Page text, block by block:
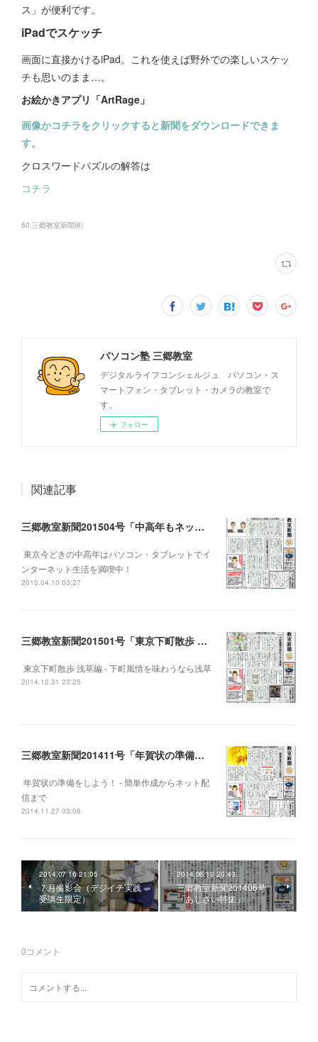
ス」が便利です。
iPadでスケッチ
画面に直接かけるiPad。これを使えば野外での楽しいスケッ
チも思いのまま…。
お絵かきアプリ「ArtRage」
画像かコチラをクリックすると新聞をダウンロードできま
す。
クロスワードパズルの解答は
コチラ
60.三郷教室新聞(6)
パソコン塾 三郷教室
デジタルライフコンシェルジュ パソコン・ス
マートフォン・タブレット・カメラの教室で
す。
フォロー
関連記事
三郷教室新聞201504号「中高年もネットを使いこなす時代」
東京今どきの中高年はパソコン・タブレットでイ
ンターネット生活を満喫中！
2015.04.10 03:27
三郷教室新聞201501号「東京下町散歩 浅草編」
東京下町散歩 浅草編 - 下町風情を味わうなら浅草
2014.12.31 23:25
三郷教室新聞201411号「年賀状の準備をしよう！」
年賀状の準備をしよう！ - 簡単作成からネット配
信まで
2014.11.27 03:08
2014.07.16 21:05
７月撮影会（デジイチ実践
受講生限定）
2014.06.19 20:43
三郷教室新聞201406号
「あじさい特集」
0コメント